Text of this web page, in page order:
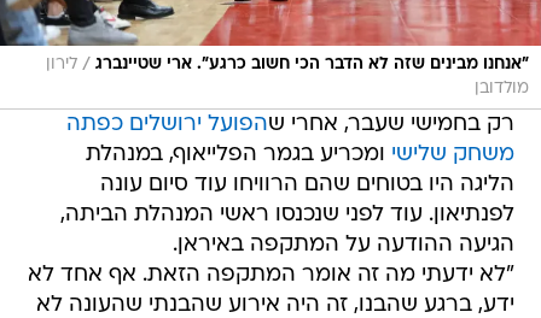
"אנחנו מבינים שזה לא הדבר הכי חשוב כרגע". ארי שטיינברג / לירון
מולדובן
רק בחמישי שעבר, אחרי שהפועל ירושלים כפתה
משחק שלישי ומכריע בגמר הפלייאוף, במנהלת
הליגה היו בטוחים שהם הרוויחו עוד סיום עונה
לפנתיאון. עוד לפני שנכנסו ראשי המנהלת הביתה,
הגיעה ההודעה על המתקפה באיראן.
"לא ידעתי מה זה אומר המתקפה הזאת. אף אחד לא
ידע, ברגע שהבנו, זה היה אירוע שהבנתי שהעונה לא